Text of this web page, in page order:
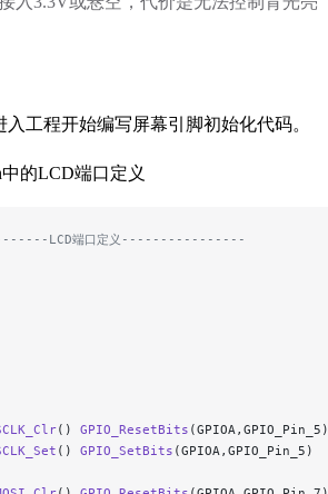
工程开始编写屏幕引脚初始化代码。
的LCD端口定义
LCD端口定义----------------
() GPIO_ResetBits (GPIOA,GPIO_Pin_5)
() GPIO_SetBits (GPIOA,GPIO_Pin_5)